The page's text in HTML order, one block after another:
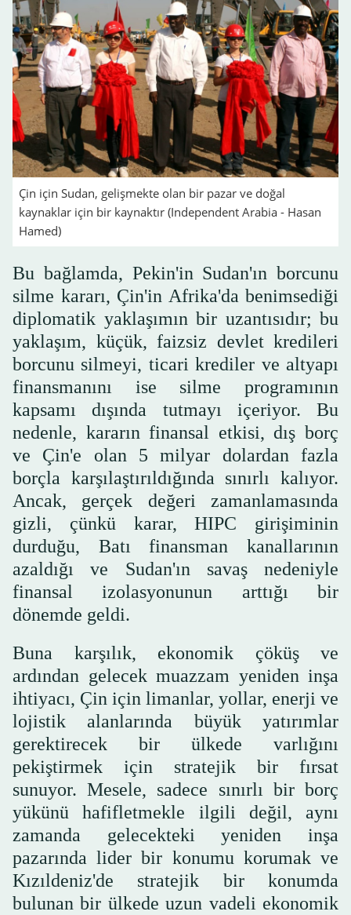
Çin için Sudan, gelişmekte olan bir pazar ve doğal
kaynaklar için bir kaynaktır (Independent Arabia - Hasan
Hamed)
Bu bağlamda, Pekin'in Sudan'ın borcunu
silme kararı, Çin'in Afrika'da benimsediği
diplomatik yaklaşımın bir uzantısıdır; bu
yaklaşım, küçük, faizsiz devlet kredileri
borcunu silmeyi, ticari krediler ve altyapı
finansmanını ise silme programının
kapsamı dışında tutmayı içeriyor. Bu
nedenle, kararın finansal etkisi, dış borç
ve Çin'e olan 5 milyar dolardan fazla
borçla karşılaştırıldığında sınırlı kalıyor.
Ancak, gerçek değeri zamanlamasında
gizli, çünkü karar, HIPC girişiminin
durduğu, Batı finansman kanallarının
azaldığı ve Sudan'ın savaş nedeniyle
finansal izolasyonunun arttığı bir
dönemde geldi.
Buna karşılık, ekonomik çöküş ve
ardından gelecek muazzam yeniden inşa
ihtiyacı, Çin için limanlar, yollar, enerji ve
lojistik alanlarında büyük yatırımlar
gerektirecek bir ülkede varlığını
pekiştirmek için stratejik bir fırsat
sunuyor. Mesele, sadece sınırlı bir borç
yükünü hafifletmekle ilgili değil, aynı
zamanda gelecekteki yeniden inşa
pazarında lider bir konumu korumak ve
Kızıldeniz'de stratejik bir konumda
bulunan bir ülkede uzun vadeli ekonomik